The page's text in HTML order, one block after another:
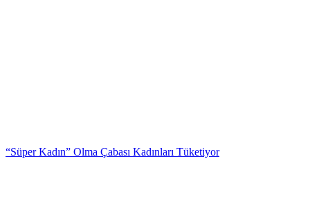
“Süper Kadın” Olma Çabası Kadınları Tüketiyor